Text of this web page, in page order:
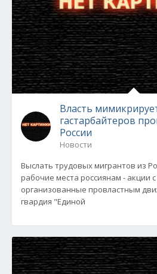
Власть
гастарбайтеров
России
Новости
Выслать трудовых мигрантов из
рабочие места россиянам - акции
организованные провластным
гвардия "Единой